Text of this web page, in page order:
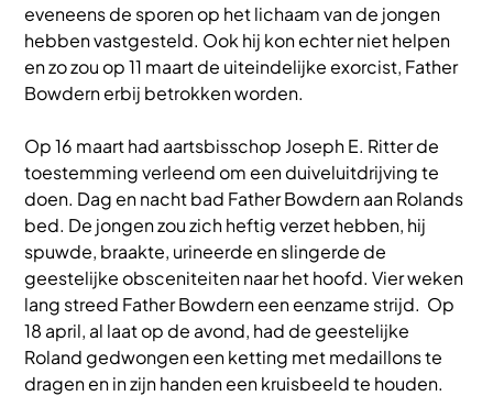
eveneens de sporen op het lichaam van de jongen
hebben vastgesteld. Ook hij kon echter niet helpen
en zo zou op 11 maart de uiteindelijke exorcist, Father
Bowdern erbij betrokken worden.
Op 16 maart had aartsbisschop Joseph E. Ritter de
toestemming verleend om een duiveluitdrijving te
doen. Dag en nacht bad Father Bowdern aan Rolands
bed. De jongen zou zich heftig verzet hebben, hij
spuwde, braakte, urineerde en slingerde de
geestelijke obsceniteiten naar het hoofd. Vier weken
lang streed Father Bowdern een eenzame strijd. Op
18 april, al laat op de avond, had de geestelijke
Roland gedwongen een ketting met medaillons te
dragen en in zijn handen een kruisbeeld te houden.